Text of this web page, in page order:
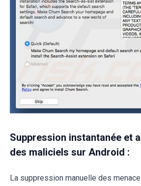
Suppression instantanée et
des maliciels sur Android :
La suppression manuelle des